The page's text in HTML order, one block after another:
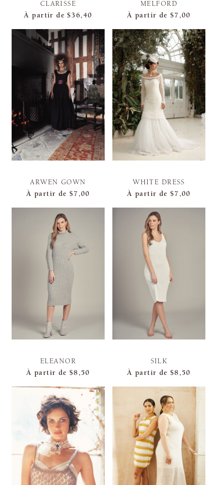
CLARISSE
À partir de $36,40
MELFORD
À partir de $7,00
ARWEN GOWN
À partir de $7,00
WHITE DRESS
À partir de $7,00
ELEANOR
À partir de $8,50
SILK
À partir de $8,50